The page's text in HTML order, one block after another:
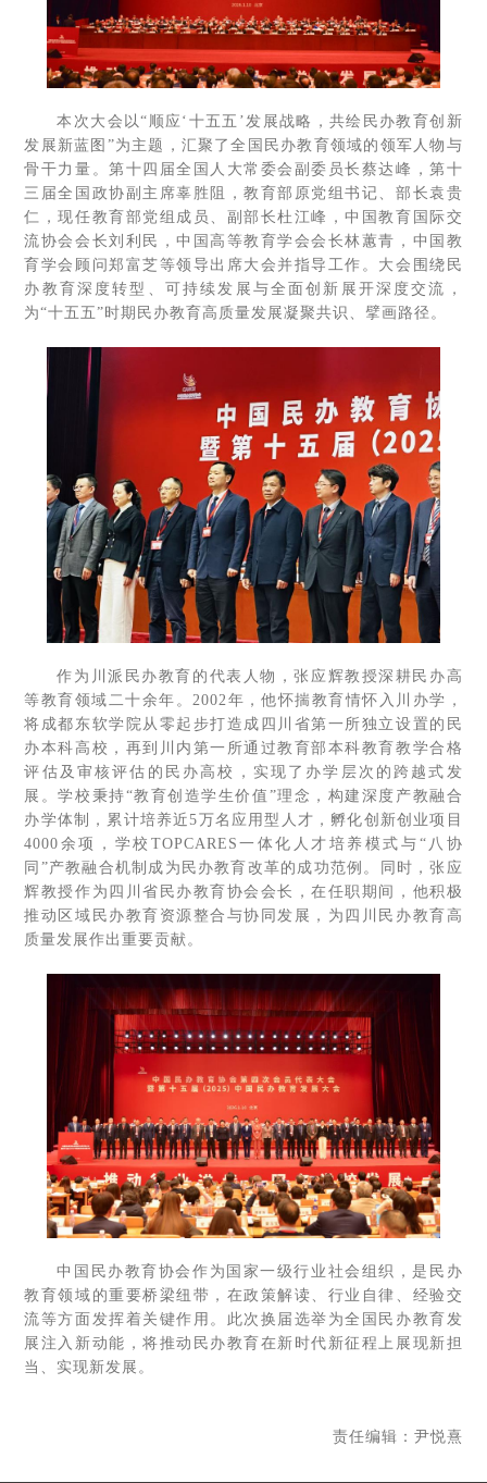
本次大会以“顺应‘十五五’发展战略，共绘民办教育创新
发展新蓝图”为主题，汇聚了全国民办教育领域的领军人物与
骨干力量。第十四届全国人大常委会副委员长蔡达峰，第十
三届全国政协副主席辜胜阻，教育部原党组书记、部长袁贵
仁，现任教育部党组成员、副部长杜江峰，中国教育国际交
流协会会长刘利民，中国高等教育学会会长林蕙青，中国教
育学会顾问郑富芝等领导出席大会并指导工作。大会围绕民
办教育深度转型、可持续发展与全面创新展开深度交流，
为“十五五”时期民办教育高质量发展凝聚共识、擘画路径。
作为川派民办教育的代表人物，张应辉教授深耕民办高
等教育领域二十余年。2002年，他怀揣教育情怀入川办学，
将成都东软学院从零起步打造成四川省第一所独立设置的民
办本科高校，再到川内第一所通过教育部本科教育教学合格
评估及审核评估的民办高校，实现了办学层次的跨越式发
展。学校秉持“教育创造学生价值”理念，构建深度产教融合
办学体制，累计培养近5万名应用型人才，孵化创新创业项目
4000余项，学校TOPCARES一体化人才培养模式与“八协
同”产教融合机制成为民办教育改革的成功范例。同时，张应
辉教授作为四川省民办教育协会会长，在任职期间，他积极
推动区域民办教育资源整合与协同发展，为四川民办教育高
质量发展作出重要贡献。
中国民办教育协会作为国家一级行业社会组织，是民办
教育领域的重要桥梁纽带，在政策解读、行业自律、经验交
流等方面发挥着关键作用。此次换届选举为全国民办教育发
展注入新动能，将推动民办教育在新时代新征程上展现新担
当、实现新发展。
责任编辑：尹悦熹